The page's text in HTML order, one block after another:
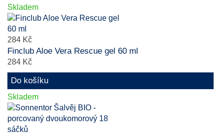
Skladem
284 Kč
Finclub Aloe Vera Rescue gel 60 ml
284 Kč
Do košíku
Skladem